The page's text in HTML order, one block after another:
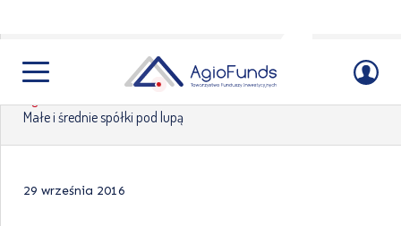
Małe i średnie spółki pod lupą
Małe i średnie spółki pod lupą
29 września 2016